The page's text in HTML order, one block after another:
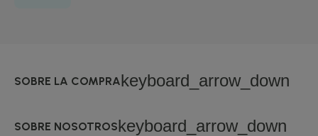
SOBRE LA COMPRAkeyboard_arrow_down
SOBRE NOSOTROSkeyboard_arrow_down